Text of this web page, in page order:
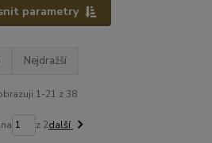
parametry
Nejdražší
1-21 z 38
z 2další